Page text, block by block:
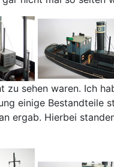
sehen waren. Ich
einige Bestandteile
ergab. Hierbei